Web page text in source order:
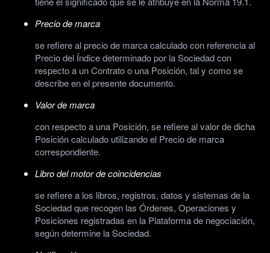
Precio de marca
se refiere al precio de marca calculado con referencia al
Precio del Índice determinado por la Sociedad con
respecto a un Contrato o una Posición, tal y como se
describe en el presente documento.
Valor de marca
con respecto a una Posición, se refiere al valor de dicha
Posición calculado utilizando el Precio de marca
correspondiente.
Libro del motor de coincidencias
se refiere a los libros, registros, datos y sistemas de la
Sociedad que recogen las Órdenes, Operaciones y
Posiciones registradas en la Plataforma de negociación,
según determine la Sociedad.